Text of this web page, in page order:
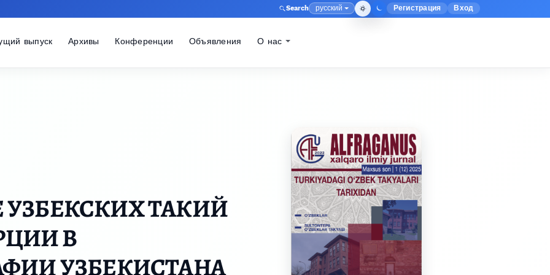
Search Язык
русский Меню
Регистрация Вход
выпуск Архивы Конференции Объявления О нас
ТАКИЙ
В
УЗБЕКИСТАНА